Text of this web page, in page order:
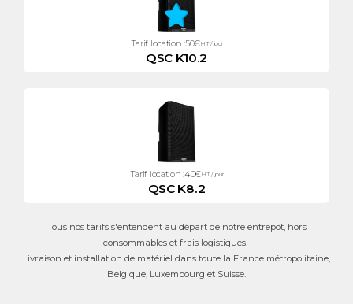
Tarif location :50€HT / jour
QSC K10.2
Tarif location :40€HT / jour
QSC K8.2
Tous nos tarifs s'entendent au départ de notre entrepôt, hors
consommables et frais logistiques.
Livraison et installation de matériel dans toute la France métropolitaine,
Belgique, Luxembourg et Suisse.